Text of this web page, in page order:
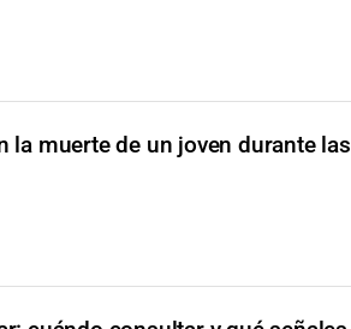
la muerte de un joven durante las